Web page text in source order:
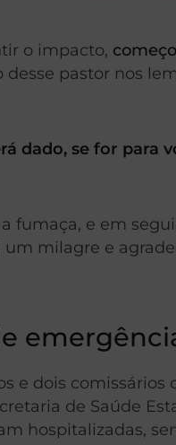
o impacto,
desse pastor nos
dado, se for para
fumaça, e em
milagre e
e dois comissários
de Saúde
hospitalizadas,